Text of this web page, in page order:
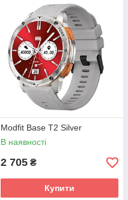
Modfit Base T2 Silver
В наявності
2 705 ₴
Купити